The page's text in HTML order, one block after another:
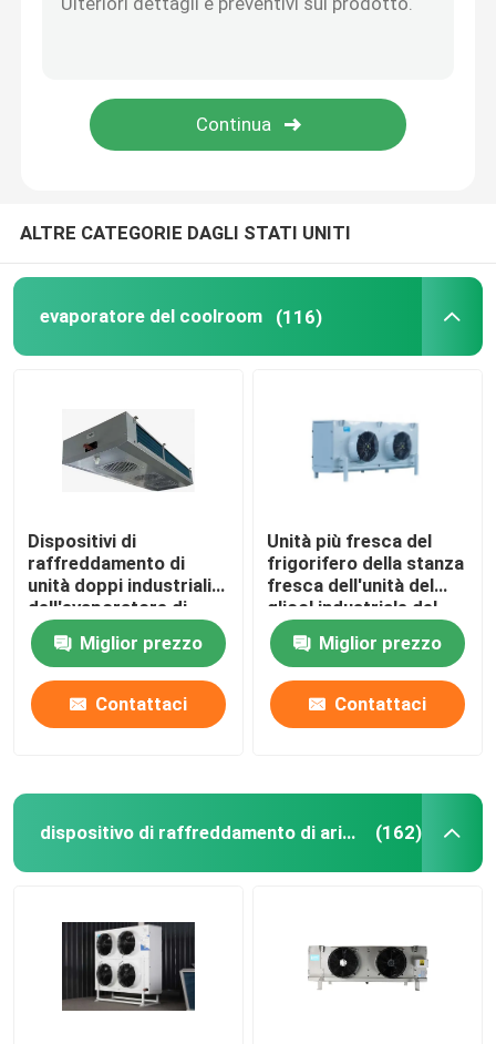
Unità di condensazione del rotolo
ALTRE CATEGORIE DAGLI STATI UNITI
evaporatore del coolroom (116)
Dispositivi di
raffreddamento di
unità doppi industriali
dell'evaporatore di
Coolroom del
congelatore di scarico
di Kaideli
Miglior prezzo
Contattaci
Unità più fresca del
frigorifero della stanza
fresca dell'unità del
glicol industriale del
refrigerante di Kaideli
per il soffittoMiglior prezzo
Contattaci
dispositivo di raffreddamento di aria della cella frigorifera (162)